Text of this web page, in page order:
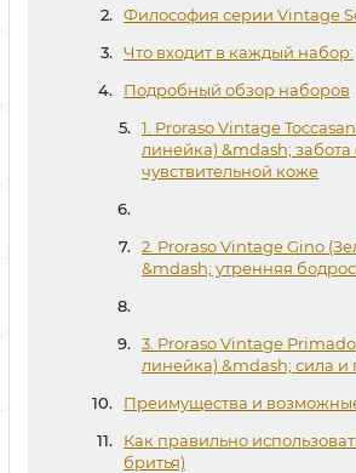
Философия серии Vintage
Что входит в каждый набор:
Подробный обзор наборов
1. Proraso Vintage
линейка) &mdash; забота
чувствительной коже
2. Proraso Vintage Gino
&mdash; утренняя
3. Proraso Vintage
линейка) &mdash; сила и
Преимущества и
Как правильно
бритья)